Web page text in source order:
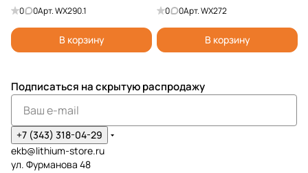
0 0Арт.WX290.1
В корзину
0 0Арт.WX272
В корзину
Подписаться на скрытую распродажу
+7 (343) 318-04-29
ekb@lithium-store.ru
ул. Фурманова 48